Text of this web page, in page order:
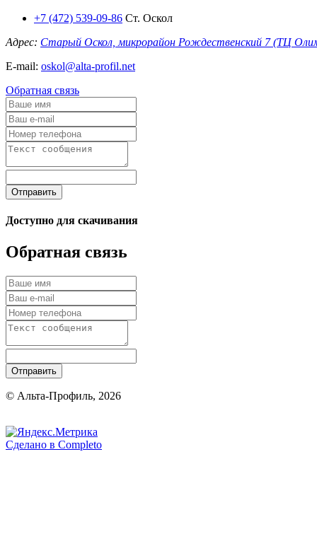
+7 (472) 539-09-86 Ст. Оскол
Адрес: Старый Оскол, микрорайон Рождественский 7 (ТЦ
E-mail: oskol@alta-profil.net
Обратная связь
Отправить
Доступно для скачивания
Обратная связь
Отправить
© Альта-Профиль, 2026
Сделано в Completo